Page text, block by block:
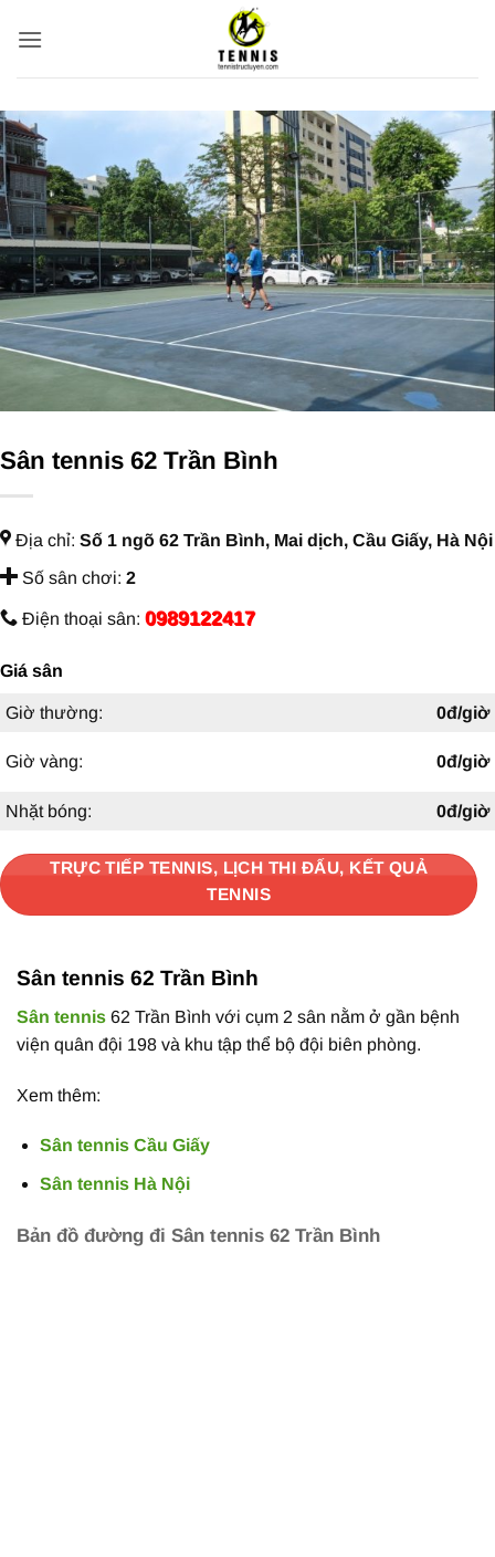
qua
Sân tennis 62 Trần Bình
Địa chỉ: Số 1 ngõ 62 Trần Bình, Mai dịch, Cầu Giấy, Hà Nội
Số sân chơi: 2
Điện thoại sân: 0989122417
Giá sân
Giờ thường: 0đ/giờ
Giờ vàng: 0đ/giờ
Nhặt bóng: 0đ/giờ
TRỰC TIẾP TENNIS, LỊCH THI ĐẤU, KẾT QUẢ
TENNIS
Sân tennis 62 Trần Bình
Sân tennis 62 Trần Bình với cụm 2 sân nằm ở gần bệnh
viện quân đội 198 và khu tập thể bộ đội biên phòng.
Xem thêm:
Sân tennis Cầu Giấy
Sân tennis Hà Nội
Bản đồ đường đi Sân tennis 62 Trần Bình